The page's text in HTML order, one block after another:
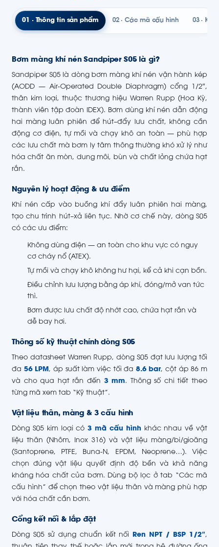
01 · Thông tin sản phẩm 02 · Các mã cấu hình 03 · Kỹ
Bơm màng khí nén Sandpiper S05 là gì?
Sandpiper S05 là dòng bơm màng khí nén vận hành kép
(AODD — Air-Operated Double Diaphragm) cổng 1/2″,
thân kim loại, thuộc thương hiệu Warren Rupp (Hoa Kỳ,
thành viên tập đoàn IDEX). Bơm dùng khí nén dẫn động
hai màng luân phiên để hút–đẩy lưu chất, không cần
động cơ điện, tự mồi và chạy khô an toàn — phù hợp
các lưu chất mà bơm ly tâm thông thường khó xử lý như
hóa chất ăn mòn, dung môi, bùn và chất lỏng chứa hạt
rắn.
Nguyên lý hoạt động & ưu điểm
Khí nén cấp vào buồng khí đẩy luân phiên hai màng,
tạo chu trình hút–xả liên tục. Nhờ cơ chế này, dòng S05
có các ưu điểm:
Không dùng điện — an toàn cho khu vực có nguy
cơ cháy nổ (ATEX).
Tự mồi và chạy khô không hư hại, kể cả khi cạn bồn.
Điều chỉnh lưu lượng bằng áp khí, đóng/mở van tức
thì.
Bơm được lưu chất độ nhớt cao, chứa hạt rắn và
dễ bay hơi.
Thông số kỹ thuật chính dòng S05
Theo datasheet Warren Rupp, dòng S05 đạt lưu lượng tối
đa 56 LPM, áp suất làm việc tối đa 8.6 bar, cột áp 86 m
và cho qua hạt rắn đến 3 mm. Thông số chi tiết theo
từng mã xem tab “Kỹ thuật”.
Vật liệu thân, màng & 3 cấu hình
Dòng S05 kim loại có3 mã cấu hình khác nhau về vật
liệu thân (Nhôm, Inox 316) và vật liệu màng/bi/gioăng
(Santoprene, PTFE, Buna-N, EPDM, Neoprene…). Việc
chọn đúng vật liệu quyết định độ bền và khả năng
kháng hóa chất của bơm. Dùng bộ lọc ở tab “Các mã
cấu hình” để chọn theo vật liệu thân và màng phù hợp
với hóa chất cần bơm.
Cổng kết nối & lắp đặt
Dòng S05 sử dụng chuẩn kết nối Ren NPT / BSP 1/2″,